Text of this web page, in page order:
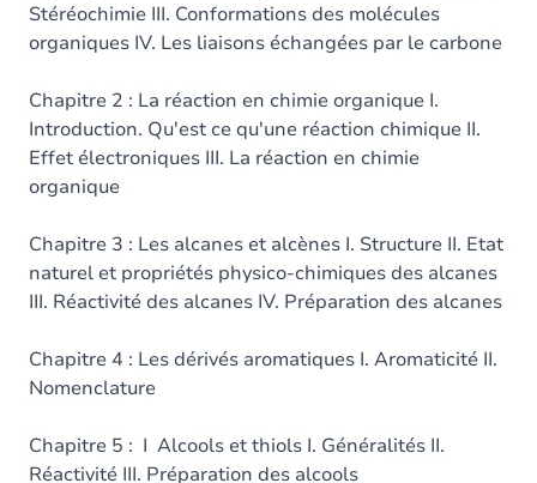
Stéréochimie III. Conformations des molécules
organiques IV. Les liaisons échangées par le carbone
Chapitre 2 : La réaction en chimie organique I.
Introduction. Qu'est ce qu'une réaction chimique II.
Effet électroniques III. La réaction en chimie
organique
Chapitre 3 : Les alcanes et alcènes I. Structure II. Etat
naturel et propriétés physico-chimiques des alcanes
III. Réactivité des alcanes IV. Préparation des alcanes
Chapitre 4 : Les dérivés aromatiques I. Aromaticité II.
Nomenclature
Chapitre 5 : I Alcools et thiols I. Généralités II.
Réactivité III. Préparation des alcools